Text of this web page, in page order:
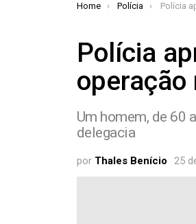
You are here:
Home Polícia Polícia
Polícia
operação
Um homem, de 60
delegacia
por Thales Benício 25